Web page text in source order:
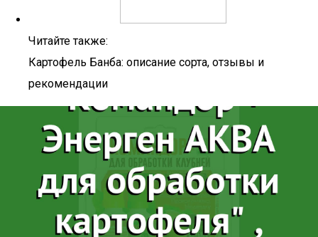
Читайте также:
Картофель Банба: описание сорта, отзывы и
рекомендации